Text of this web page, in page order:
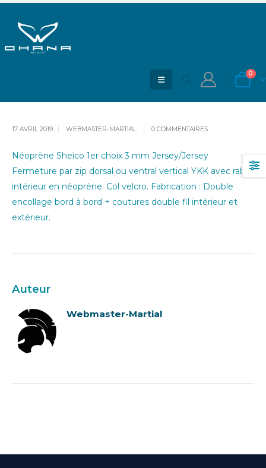
0
ACCUEIL
17 AVRIL 2019 WEBMASTER-MARTIAL 0 COMMENTAIRES
Néoprène Sheico 1er choix 3 mm Jersey/Jersey
Fermeture par zip dorsal ou ventral vertical YKK avec rabat
intérieur en néoprène. Col velcro. Fabrication : Double
encollage bord à bord + coutures double fil intérieur et
extérieur.
Auteur
Webmaster-Martial